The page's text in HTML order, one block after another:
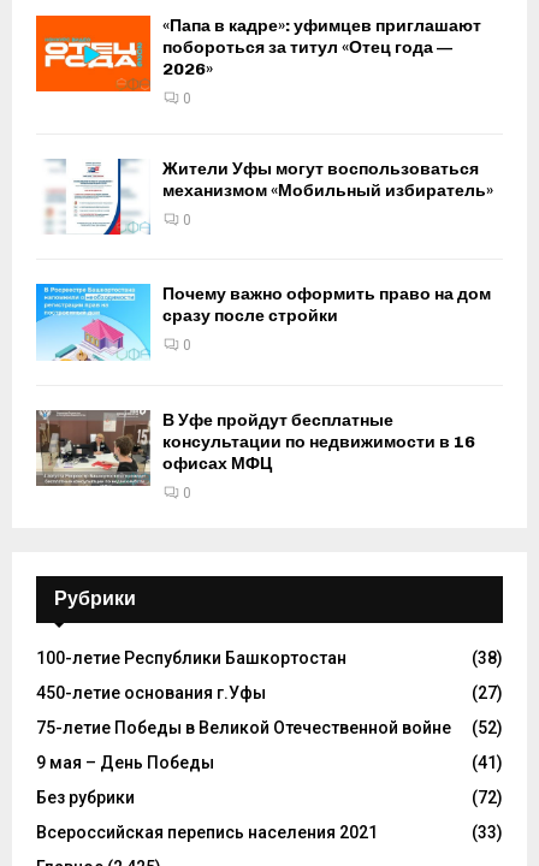
«Папа в кадре»: уфимцев приглашают
побороться за титул «Отец года —
2026»
0
Жители Уфы могут воспользоваться
механизмом «Мобильный избиратель»
0
Почему важно оформить право на дом
сразу после стройки
0
В Уфе пройдут бесплатные
консультации по недвижимости в 16
офисах МФЦ
0
Рубрики
100-летие Республики Башкортостан
(38)
450-летие основания г.Уфы
(27)
75-летие Победы в Великой Отечественной войне
(52)
9 мая – День Победы
(41)
Без рубрики
(72)
Всероссийская перепись населения 2021
(33)